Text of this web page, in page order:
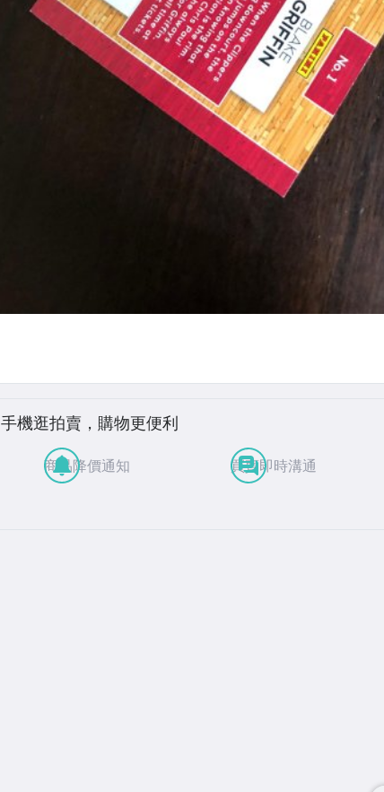
手機逛拍賣，購物更便利
商品降價通知 買賣即時溝通